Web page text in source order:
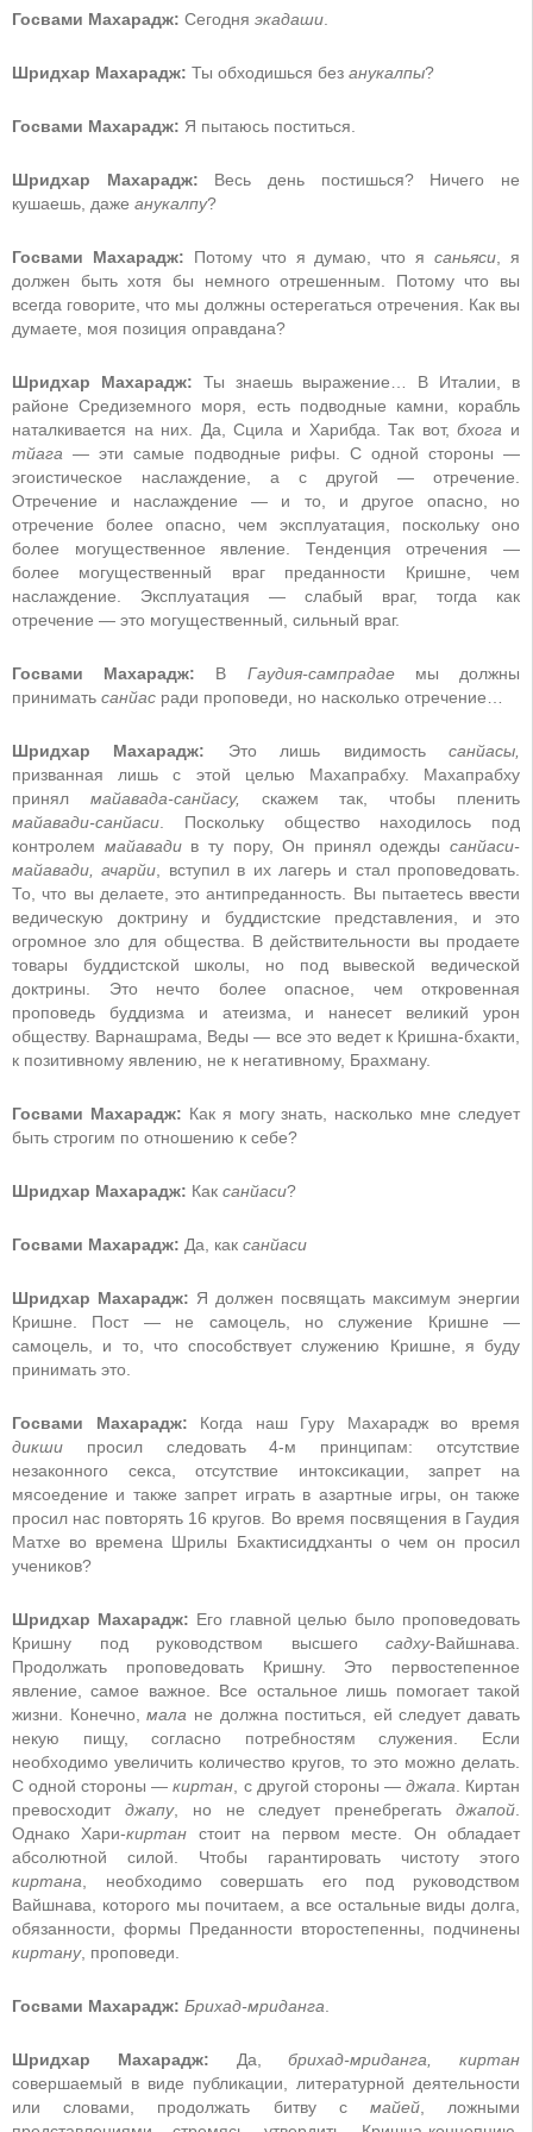
Госвами Махарадж: Сегодня экадаши
Шридхар Махарадж: Ты обходишься без анукалпы?
Госвами Махарадж: Я пытаюсь поститься.
Шридхар Махарадж: Весь день постишься? Ничего не
кушаешь, даже анукалпу?
Госвами Махарадж: Потому что я думаю, что ясаньяси , я
должен быть хотя бы немного отрешенным. Потому что вы
всегда говорите, что мы должны остерегаться отречения. Как вы
думаете, моя позиция оправдана?
Шридхар Махарадж: Ты знаешь выражение… В Италии, в
районе Средиземного моря, есть подводные камни, корабль
наталкивается на них. Да, Сцила и Харибда. Так вот,бхога и
тйага — эти самые подводные рифы. С одной стороны —
эгоистическое наслаждение, а с другой — отречение.
Отречение и наслаждение — и то, и другое опасно, но
отречение более опасно, чем эксплуатация, поскольку оно
более могущественное явление. Тенденция отречения —
более могущественный враг преданности Кришне, чем
наслаждение. Эксплуатация — слабый враг, тогда как
отречение — это могущественный, сильный враг.
Госвами Махарадж: В Гаудия-сампрадаемы должны
принимать санйас ради проповеди, но насколько отречение…
Шридхар Махарадж: Это лишь видимостьсанйасы,
призванная лишь с этой целью Махапрабху. Махапрабху
принял майавада-санйасу,
скажем так, чтобы пленить
майавади-санйаси . Поскольку общество находилось под
контролем майавадив ту пору, Он принял одежды санйаси-
майавади, ачарйи , вступил в их лагерь и стал проповедовать.
То, что вы делаете, это антипреданность. Вы пытаетесь ввести
ведическую доктрину и буддистские представления, и это
огромное зло для общества. В действительности вы продаете
товары буддистской школы, но под вывеской ведической
доктрины. Это нечто более опасное, чем откровенная
проповедь буддизма и атеизма, и нанесет великий урон
обществу. Варнашрама, Веды — все это ведет к Кришна-бхакти,
к позитивному явлению, не к негативному, Брахману.
Госвами Махарадж: Как я могу знать, насколько мне следует
быть строгим по отношению к себе?
Шридхар Махарадж: Как санйаси?
Госвами Махарадж: Да, как санйаси
Шридхар Махарадж: Я должен посвящать максимум энергии
Кришне. Пост — не самоцель, но служение Кришне —
самоцель, и то, что способствует служению Кришне, я буду
принимать это.
Госвами Махарадж: Когда наш Гуру Махарадж во время
дикши просил следовать 4-м принципам: отсутствие
незаконного секса, отсутствие интоксикации, запрет на
мясоедение и также запрет играть в азартные игры, он также
просил нас повторять 16 кругов. Во время посвящения в Гаудия
Матхе во времена Шрилы Бхактисиддханты о чем он просил
учеников?
Шридхар Махарадж: Его главной целью было проповедовать
Кришну под руководством высшего садху-Вайшнава.
Продолжать проповедовать Кришну. Это первостепенное
явление, самое важное. Все остальное лишь помогает такой
жизни. Конечно,мала не должна поститься, ей следует давать
некую пищу, согласно потребностям служения. Если
необходимо увеличить количество кругов, то это можно делать.
С одной стороны —киртан , с другой стороны — джапа . Киртан
превосходит джапу, но не следует пренебрегатьджапой
Однако Хари-киртан стоит на первом месте. Он обладает
абсолютной силой. Чтобы гарантировать чистоту этого
киртана , необходимо совершать его под руководством
Вайшнава, которого мы почитаем, а все остальные виды долга,
обязанности, формы Преданности второстепенны, подчинены
киртану, проповеди.
Госвами Махарадж: Брихад-мриданга
Шридхар Махарадж: Да,брихад-мриданга, киртан
совершаемый в виде публикации, литературной деятельности
или словами, продолжать битву с майей, ложными